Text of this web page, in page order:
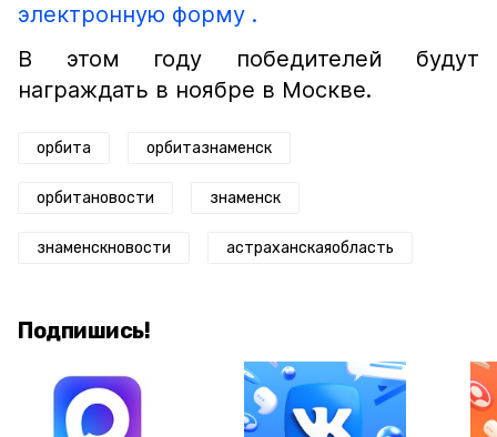
электронную форму .
В этом году победителей будут
награждать в ноябре в Москве.
орбита орбитазнаменск
орбитановости знаменск
знаменскновости астраханскаяобласть
Подпишись!